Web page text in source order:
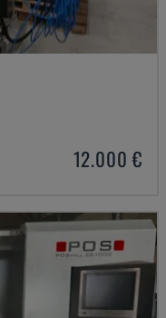
12.000 €